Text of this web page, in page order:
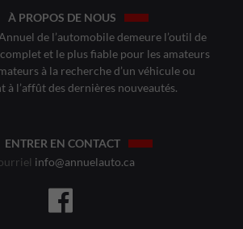
À PROPOS DE NOUS
de l’automobile demeure l’outil de
et le plus fiable pour les amateurs
à la recherche d’un véhicule ou
à l’affût des dernières nouveautés.
ENTRER EN CONTACT
info@annuelauto.ca